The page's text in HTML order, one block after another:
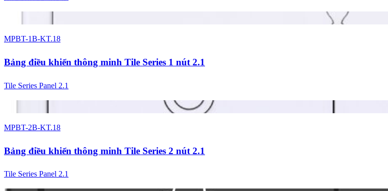
MPBT-1B-KT.18
Bảng điều khiển thông minh Tile Series 1 nút 2.1
Tile Series Panel 2.1
MPBT-2B-KT.18
Bảng điều khiển thông minh Tile Series 2 nút 2.1
Tile Series Panel 2.1